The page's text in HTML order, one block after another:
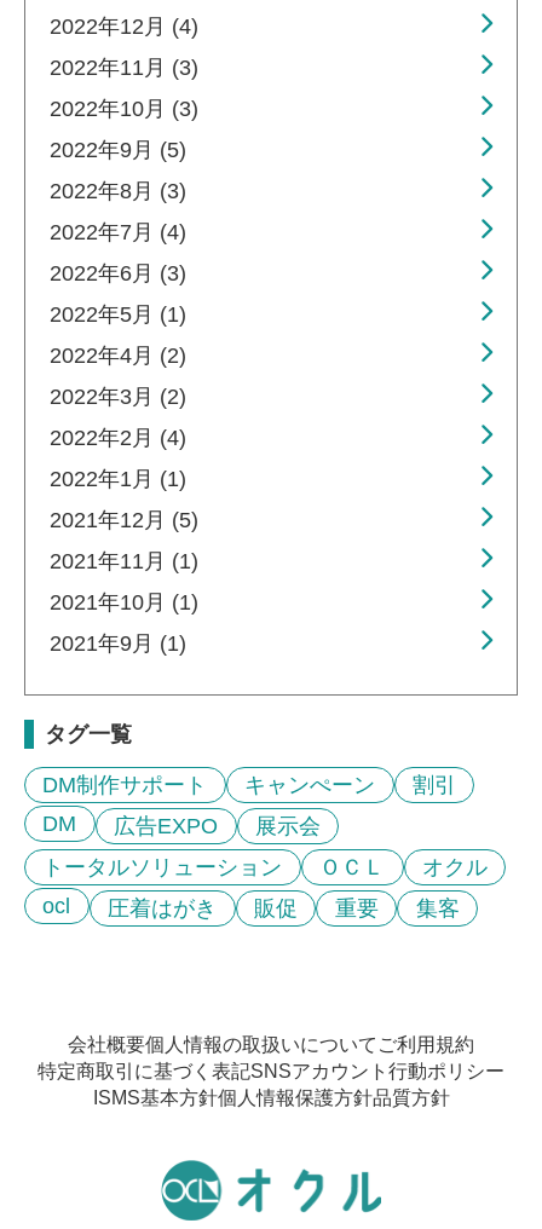
2022年12月 (4)
2022年11月 (3)
2022年10月 (3)
2022年9月 (5)
2022年8月 (3)
2022年7月 (4)
2022年6月 (3)
2022年5月 (1)
2022年4月 (2)
2022年3月 (2)
2022年2月 (4)
2022年1月 (1)
2021年12月 (5)
2021年11月 (1)
2021年10月 (1)
2021年9月 (1)
タグ一覧
DM制作サポート キャンぺーン
割引
DM
広告EXPO
展示会
トータルソリューション
ＯＣＬ
オクル
ocl
圧着はがき 販促 重要 集客
会社概要個人情報の取扱いについて ご利用規約
特定商取引に基づく表記SNSアカウント行動ポリシー
ISMS基本方針個人情報保護方針品質方針